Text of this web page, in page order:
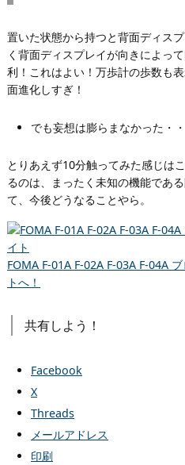
置いた状態から持つと背面ディス
く背面ディスプレイが向きによっ
利！これはよい！万歩計の歩数も
面進化しすぎ！
でも妄想は膨らまなかった・・
とりあえず10分触ってみた感じは
るのは、まったく未知の機能であ
て、今後どうなることやら。
FOMA F-01A F-02A F-03A F-04A
トへ！
共有しよう！
Facebook
X
Threads
メールアドレス
印刷